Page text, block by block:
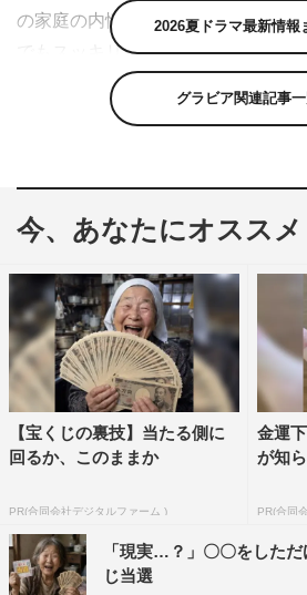
の家庭の内情をのぞき見し、そこに
でもスッキリと落としていく痛快ヒ
弾。同僚として、前作に引き続き村
JUMPの伊野尾慧、新加入の霧島舞
この日は、白ブラウスに黒スカー
好の三田園がゴミ拾いとジョギング
のゴミというゴミを集めながら、超
田園。なぜ三田園がプロギングを？
明かされる。
『家政夫のミタゾノ』
テレビ朝日系
4月24日スタート
©テレビ朝日
2026夏ドラマ最新情報
グラビア関連記事
今、あなたにオススメ
【宝くじの裏技】当たる側に
回るか、このままか
PR(合同会社デジタルファーム )
金運
が知
PR(合同
「現実…？」〇〇をした
じ当選